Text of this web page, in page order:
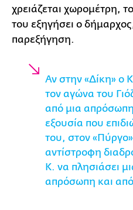
χρειάζεται χωρομέτρη,
του εξηγήσει ο
παρεξήγηση.
Αν στην «Δίκη» ο
τον αγώνα του
από μια
εξουσία που
του, στον
αντίστροφη
Κ. να πλησιάσει
απρόσωπη και